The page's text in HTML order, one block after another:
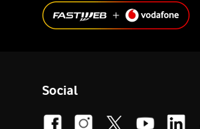
Social